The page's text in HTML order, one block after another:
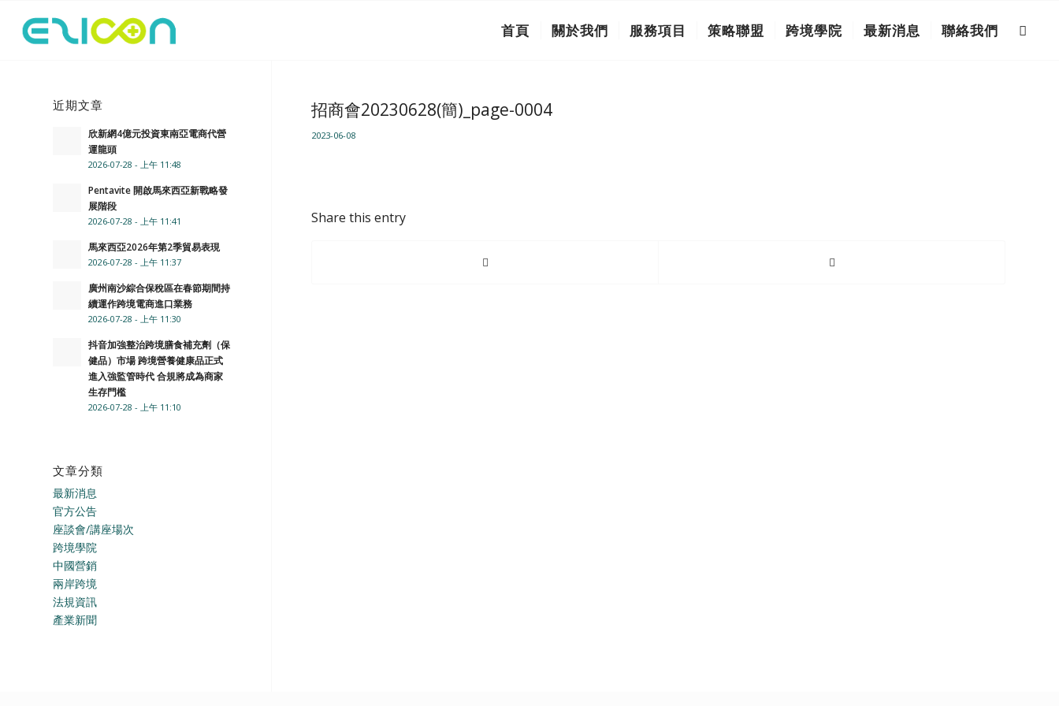
首頁 關於我們 服務項目 策略聯盟 跨境學院 最新消息 聯絡我們
招商會20230628(簡)_page-0004
2023-06-08
Share this entry
近期文章
欣新網4億元投資東南亞電商代營
運龍頭
2026-07-28 - 上午 11:48
Pentavite 開啟馬來西亞新戰略發
展階段
2026-07-28 - 上午 11:41
馬來西亞2026年第2季貿易表現
2026-07-28 - 上午 11:37
廣州南沙綜合保稅區在春節期間持
續運作跨境電商進口業務
2026-07-28 - 上午 11:30
抖音加強整治跨境膳食補充劑（保
健品）市場 跨境營養健康品正式
進入強監管時代 合規將成為商家
生存門檻
2026-07-28 - 上午 11:10
文章分類
最新消息
官方公告
座談會/講座場次
跨境學院
中國營銷
兩岸跨境
法規資訊
產業新聞